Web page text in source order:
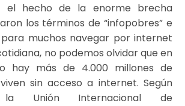
el hecho de la enorme brecha
los términos de “infopobres” e
para muchos navegar por internet
no podemos olvidar que en
hay más de 4.000 millones de
sin acceso a internet. Según
Unión Internacional de